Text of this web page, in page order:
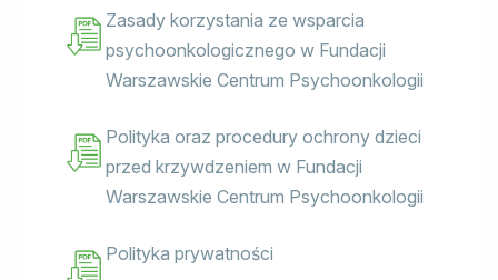
Zasady korzystania ze wsparcia
psychoonkologicznego w Fundacji
Warszawskie Centrum Psychoonkologii
Polityka oraz procedury ochrony dzieci
przed krzywdzeniem w Fundacji
Warszawskie Centrum Psychoonkologii
Polityka prywatności